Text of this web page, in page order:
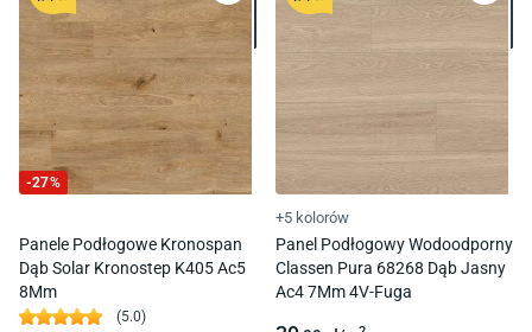
-27%
Panele Podłogowe Kronospan
Dąb Solar Kronostep K405 Ac5
8Mm
(5.0)
+5 kolorów
Panel Podłogowy Wodoodporny
Classen Pura 68268 Dąb Jasny
Ac4 7Mm 4V-Fuga